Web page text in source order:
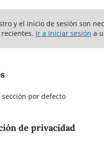
y el inicio de sesión son
Ir a Iniciar sesión a
sección por defecto
de privacidad